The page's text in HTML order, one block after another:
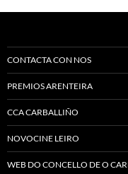
CONTACTA CON NOS
PREMIOS ARENTEIRA
CCA CARBALLIÑO
NOVOCINE LEIRO
WEB DO CONCELLO DE O